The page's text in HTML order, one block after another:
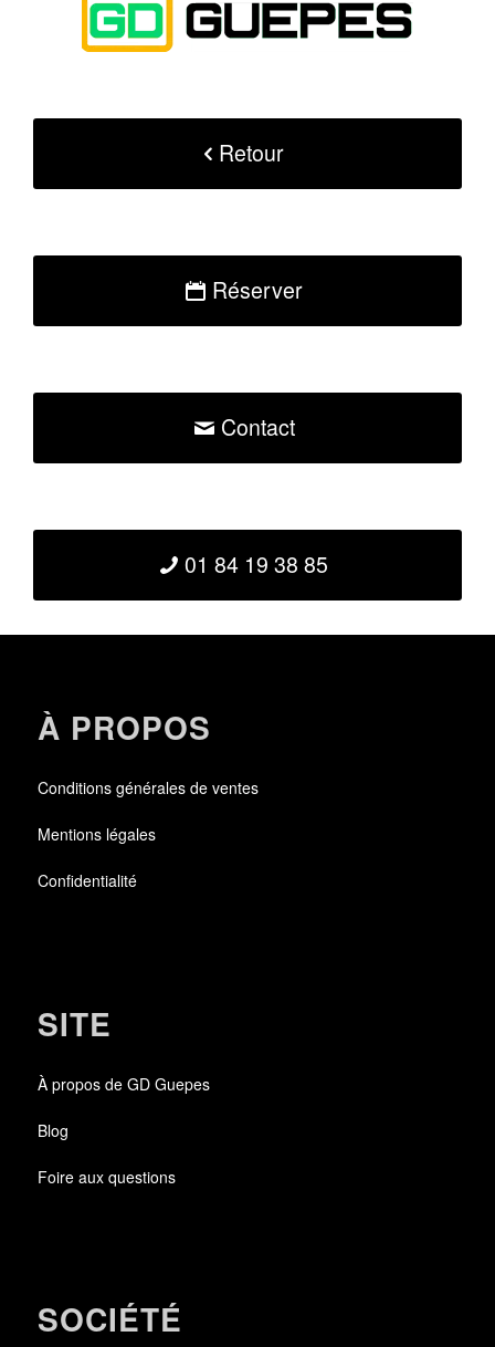
Retour
Réserver
Contact
01 84 19 38 85
À PROPOS
Conditions générales de ventes
Mentions légales
Confidentialité
SITE
À propos de GD Guepes
Blog
Foire aux questions
SOCIÉTÉ